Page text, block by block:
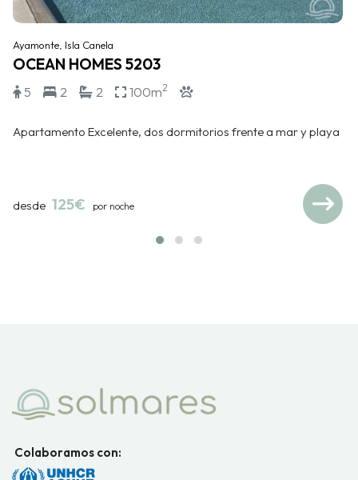
Ayamonte, Isla Canela
OCEAN HOMES 5203
5 2 2 100m2
Apartamento Excelente, dos dormitorios frente a mar y playa
desde 125€ por noche
Colaboramos con: